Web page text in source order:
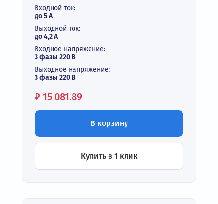
Входной ток:
до 5 А
Выходной ток:
до 4,2 А
Входное напряжение:
3 фазы 220 В
Выходное напряжение:
3 фазы 220 В
Цена:
₽ 15 081.89
В корзину
Купить в 1 клик